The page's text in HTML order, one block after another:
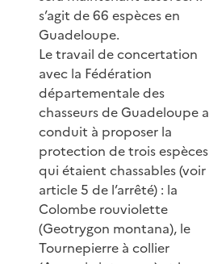
s’agit de 66 espèces en
Guadeloupe.
Le travail de concertation
avec la Fédération
départementale des
chasseurs de Guadeloupe a
conduit à proposer la
protection de trois espèces
qui étaient chassables (voir
article 5 de l’arrêté) : la
Colombe rouviolette
(Geotrygon montana), le
Tournepierre à collier